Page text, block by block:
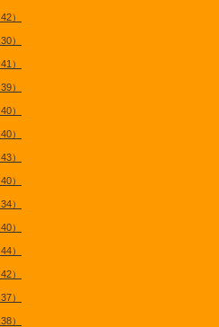
）
）
）
）
）
）
）
）
）
）
）
）
）
）